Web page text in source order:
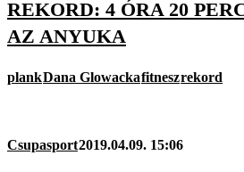
REKORD: 4 ÓRA 20
AZ ANYUKA
plankDana Glowackafitneszrekord
Csupasport2019.04.09. 15:06